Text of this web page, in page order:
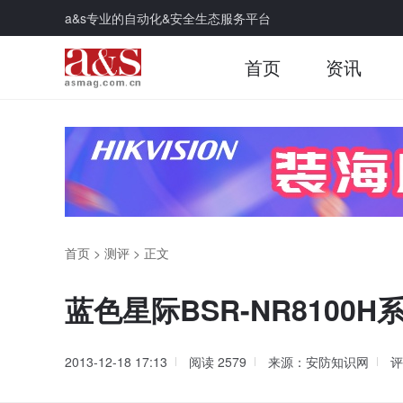
a&s专业的自动化&安全生态服务平台
首页 资讯
首页 > 测评 > 正文
蓝色星际BSR-NR8100H
2013-12-18 17:13 阅读 2579 来源：安防知识网